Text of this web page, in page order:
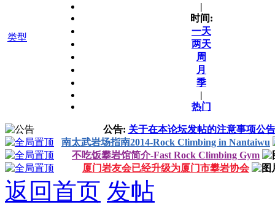
类型
|
时间:
一天
两天
周
月
季
|
热门
公告: 关于在本论坛发帖的注意事项公告
南太武岩场指南2014-Rock Climbing in Nantaiwu
不吃饭攀岩馆简介-Fast Rock Climbing Gym
厦门岩友会已经升级为厦门市攀岩协会
返回首页 发帖